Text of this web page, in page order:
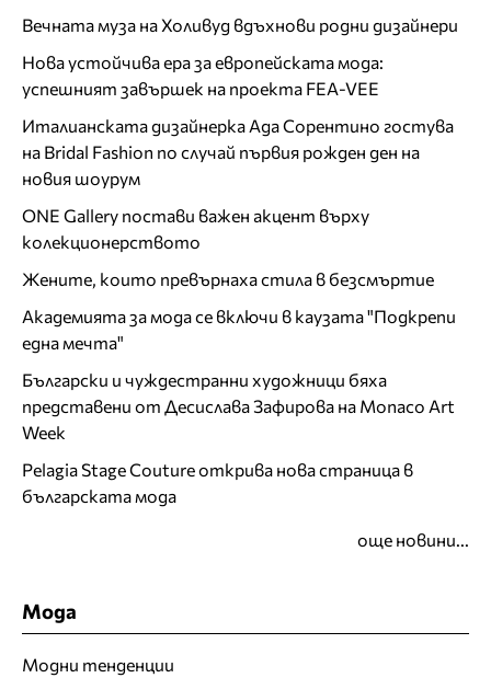
Вечната муза на Холивуд вдъхнови родни дизайнери
Нова устойчива ера за европейската мода:
успешният завършек на проекта FEA-VEE
Италианската дизайнерка Ада Сорентино гостува
на Bridal Fashion по случай първия рожден ден на
новия шоурум
ONE Gallery постави важен акцент върху
колекционерството
Жените, които превърнаха стила в безсмъртие
Академията за мода се включи в каузата "Подкрепи
една мечта"
Български и чуждестранни художници бяха
представени от Десислава Зафирова на Monaco Art
Week
Pelagia Stage Couture открива нова страница в
българската мода
още новини...
Мода
Модни тенденции